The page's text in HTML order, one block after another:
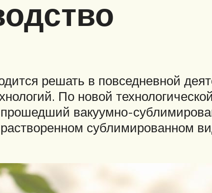
решать в повседневной
По новой
вакуумно-
сублимированном